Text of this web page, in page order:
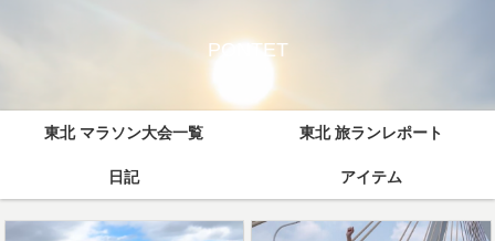
PONTET
東北 マラソン大会一覧 東北 旅ランレポート
日記 アイテム